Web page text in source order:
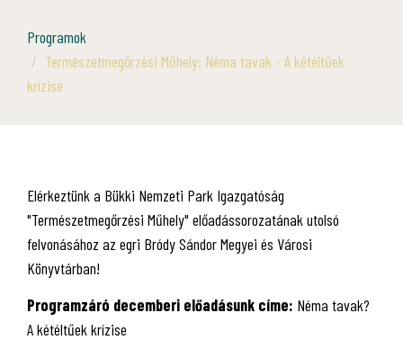
Programok
Természetmegőrzési Műhely: Néma tavak - A kétéltűek
krízise
Elérkeztünk a Bükki Nemzeti Park Igazgatóság
"Természetmegőrzési Műhely" előadássorozatának utolsó
felvonásához az egri Bródy Sándor Megyei és Városi
Könyvtárban!
Programzáró decemberi előadásunk címe: Néma tavak?
A kétéltűek krízise